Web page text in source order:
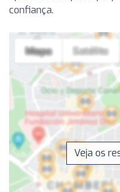
confiança.
Veja os